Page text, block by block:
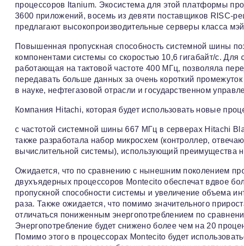
процессоров Itanium. Экосистема для этой платформы
3600 приложений, восемь из девяти поставщиков RISC-
предлагают высокопроизводительные серверы класса
Повышенная пропускная способность системной шины
компонентами системы со скоростью 10,6 гигабайт/с.
работающая на тактовой частоте 400 МГц, позволяла
передавать больше данных за очень короткий
в науке, нефтегазовой отрасли и государственном
Компания Hitachi, которая будет использовать новые
с частотой системной шины 667 МГц в серверах Hitachi
также разработала набор микросхем (контроллер,
вычислительной системы), использующий преимущества
Ожидается, что по сравнению с нынешним поколением
двухъядерных процессоров Montecito обеспечат вдвое
пропускной способности системы и увеличение объема
раза. Также ожидается, что помимо значительного
отличаться пониженным энергопотреблением по
Энергопотребление будет снижено более чем на 20
Помимо этого в процессорах Montecito будет